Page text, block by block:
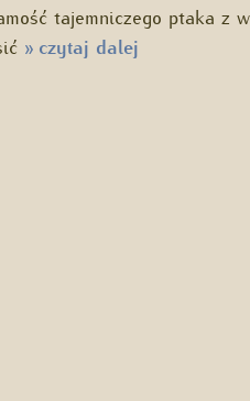
tajemniczego ptaka z
»czytaj dalej